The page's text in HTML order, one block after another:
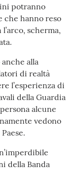
potranno
che hanno reso
scherma,
alla
di realtà
l’esperienza di
della Guardia
alcune
vedono
della Banda